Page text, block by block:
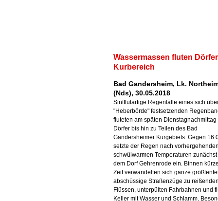
Wassermassen fluten
Kurbereich
Bad Gandersheim, Lk.
(Nds), 30.05.2018
Sintflutartige Regenfälle eines sich
"Heberbörde" festsetzenden
fluteten am späten Dienstagnachmittag
Dörfer bis hin zu Teilen des Bad
Gandersheimer Kurgebiets. Gegen
setzte der Regen nach
schwülwarmen Temperaturen
dem Dorf Gehrenrode ein. Binnen
Zeit verwandelten sich ganze
abschüssige Straßenzüge zu
Flüssen, unterpülten Fahrbahnen und
Keller mit Wasser und Schlamm.